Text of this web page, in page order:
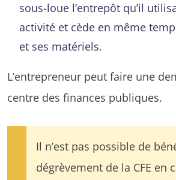
sous-loue l’entrepôt qu’il
activité et cède en même
et ses matériels.
L’entrepreneur peut faire une
centre des finances publiques.
Il n’est pas possible de
dégrèvement de la CFE en